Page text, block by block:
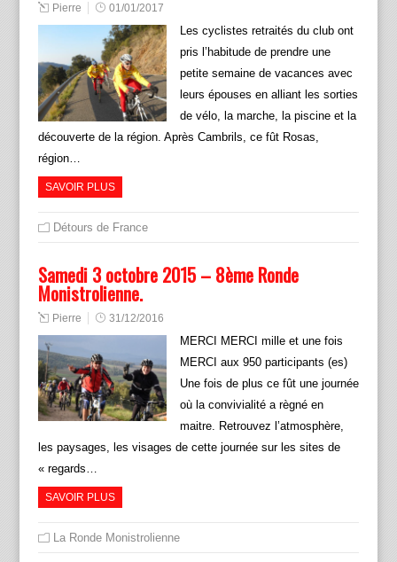
Pierre 01/01/2017
Les cyclistes retraités du club ont
pris l’habitude de prendre une
petite semaine de vacances avec
leurs épouses en alliant les sorties
de vélo, la marche, la piscine et la
découverte de la région. Après Cambrils, ce fût Rosas,
région…
SAVOIR PLUS
Détours de France
Samedi 3 octobre 2015 – 8ème Ronde
Monistrolienne.
Pierre 31/12/2016
MERCI MERCI mille et une fois
MERCI aux 950 participants (es)
Une fois de plus ce fût une journée
où la convivialité a règné en
maitre. Retrouvez l’atmosphère,
les paysages, les visages de cette journée sur les sites de
« regards…
SAVOIR PLUS
La Ronde Monistrolienne